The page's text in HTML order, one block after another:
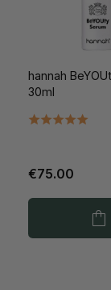
hannah
30ml
€75.00